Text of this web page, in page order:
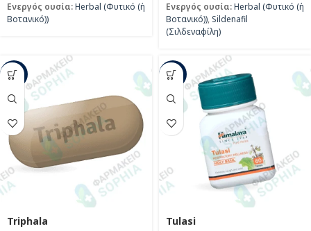
Ενεργός ουσία:Herbal (Φυτικό (ή
Βοτανικό))
Ενεργός ουσία:Herbal (Φυτικό (ή
Βοτανικό)), Sildenafil
(Σιλδεναφίλη)
-34%
Triphala
-60%
Tulasi